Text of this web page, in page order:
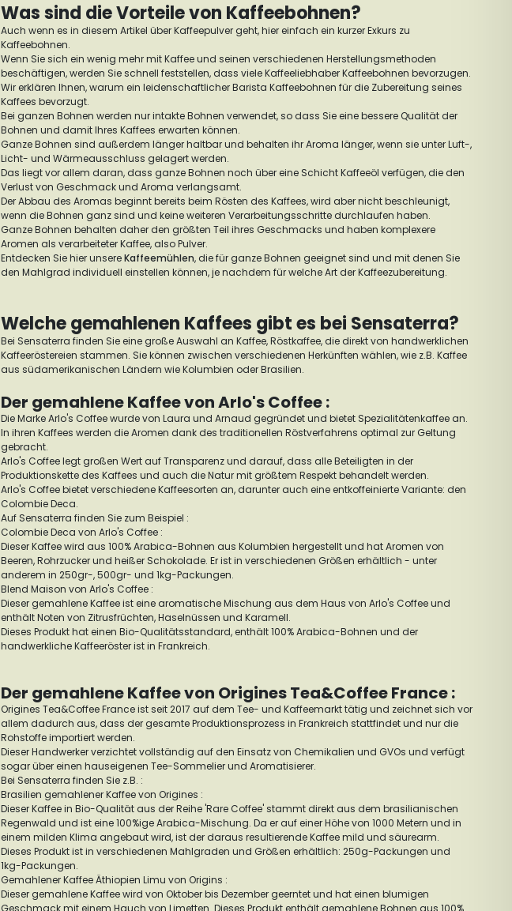
Was sind die Vorteile von Kaffeebohnen?
Auch wenn es in diesem Artikel über Kaffeepulver geht, hier einfach ein kurzer Exkurs zu
Kaffeebohnen.
Wenn Sie sich ein wenig mehr mit Kaffee und seinen verschiedenen Herstellungsmethoden
beschäftigen, werden Sie schnell feststellen, dass viele Kaffeeliebhaber Kaffeebohnen bevorzugen.
Wir erklären Ihnen, warum ein leidenschaftlicher Barista Kaffeebohnen für die Zubereitung seines
Kaffees bevorzugt.
Bei ganzen Bohnen werden nur intakte Bohnen verwendet, so dass Sie eine bessere Qualität der
Bohnen und damit Ihres Kaffees erwarten können.
Ganze Bohnen sind außerdem länger haltbar und behalten ihr Aroma länger, wenn sie unter Luft-,
Licht- und Wärmeausschluss gelagert werden.
Das liegt vor allem daran, dass ganze Bohnen noch über eine Schicht Kaffeeöl verfügen, die den
Verlust von Geschmack und Aroma verlangsamt.
Der Abbau des Aromas beginnt bereits beim Rösten des Kaffees, wird aber nicht beschleunigt,
wenn die Bohnen ganz sind und keine weiteren Verarbeitungsschritte durchlaufen haben.
Ganze Bohnen behalten daher den größten Teil ihres Geschmacks und haben komplexere
Aromen als verarbeiteter Kaffee, also Pulver.
Entdecken Sie hier unsereKaffeemühlen, die für ganze Bohnen geeignet sind und mit denen Sie
den Mahlgrad individuell einstellen können, je nachdem für welche Art der Kaffeezubereitung.
Welche gemahlenen Kaffees gibt es bei Sensaterra?
Bei Sensaterra finden Sie eine große Auswahl an Kaffee, Röstkaffee, die direkt von handwerklichen
Kaffeeröstereien stammen. Sie können zwischen verschiedenen Herkünften wählen, wie z.B. Kaffee
aus südamerikanischen Ländern wie Kolumbien oder Brasilien.
Der gemahlene Kaffee von Arlo's Coffee :
Die Marke Arlo's Coffee wurde von Laura und Arnaud gegründet und bietet Spezialitätenkaffee an.
In ihren Kaffees werden die Aromen dank des traditionellen Röstverfahrens optimal zur Geltung
gebracht.
Arlo's Coffee legt großen Wert auf Transparenz und darauf, dass alle Beteiligten in der
Produktionskette des Kaffees und auch die Natur mit größtem Respekt behandelt werden.
Arlo's Coffee bietet verschiedene Kaffeesorten an, darunter auch eine entkoffeinierte Variante: den
Colombie Deca.
Auf Sensaterra finden Sie zum Beispiel :
Colombie Deca von Arlo's Coffee :
Dieser Kaffee wird aus 100% Arabica-Bohnen aus Kolumbien hergestellt und hat Aromen von
Beeren, Rohrzucker und heißer Schokolade. Er ist in verschiedenen Größen erhältlich - unter
anderem in 250gr-, 500gr- und 1kg-Packungen.
Blend Maison von Arlo's Coffee :
Dieser gemahlene Kaffee ist eine aromatische Mischung aus dem Haus von Arlo's Coffee und
enthält Noten von Zitrusfrüchten, Haselnüssen und Karamell.
Dieses Produkt hat einen Bio-Qualitätsstandard, enthält 100% Arabica-Bohnen und der
handwerkliche Kaffeeröster ist in Frankreich.
Der gemahlene Kaffee von Origines Tea&Coffee France :
Origines Tea&Coffee France ist seit 2017 auf dem Tee- und Kaffeemarkt tätig und zeichnet sich vor
allem dadurch aus, dass der gesamte Produktionsprozess in Frankreich stattfindet und nur die
Rohstoffe importiert werden.
Dieser Handwerker verzichtet vollständig auf den Einsatz von Chemikalien und GVOs und verfügt
sogar über einen hauseigenen Tee-Sommelier und Aromatisierer.
Bei Sensaterra finden Sie z.B. :
Brasilien gemahlener Kaffee von Origines :
Dieser Kaffee in Bio-Qualität aus der Reihe 'Rare Coffee' stammt direkt aus dem brasilianischen
Regenwald und ist eine 100%ige Arabica-Mischung. Da er auf einer Höhe von 1000 Metern und in
einem milden Klima angebaut wird, ist der daraus resultierende Kaffee mild und säurearm.
Dieses Produkt ist in verschiedenen Mahlgraden und Größen erhältlich: 250g-Packungen und
1kg-Packungen.
Gemahlener Kaffee Äthiopien Limu von Origins :
Dieser gemahlene Kaffee wird von Oktober bis Dezember geerntet und hat einen blumigen
Geschmack mit einem Hauch von Limetten. Dieses Produkt enthält gemahlene Bohnen aus 100%